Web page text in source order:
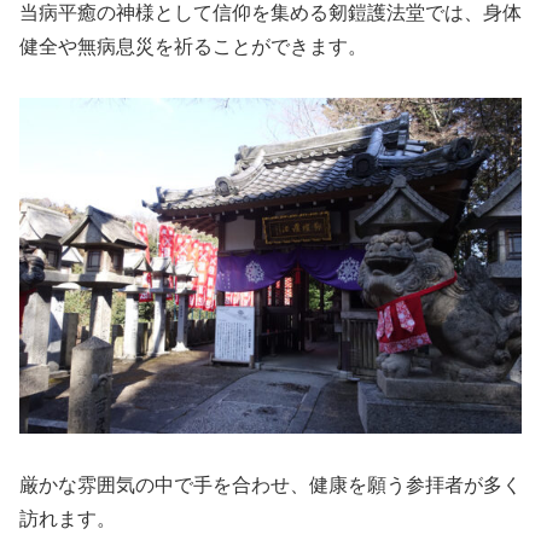
当病平癒の神様として信仰を集める剱鎧護法堂では、身体
健全や無病息災を祈ることができます。
厳かな雰囲気の中で手を合わせ、健康を願う参拝者が多く
訪れます。